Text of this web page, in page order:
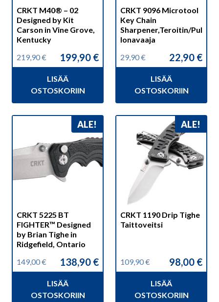
CRKT M40® – 02
Designed by Kit
Carson in Vine Grove,
Kentucky
219,90€
Alkuperäinen
219,90 €.
199,90 €
Nykyinen
199,90 €.
LISÄÄ
OSTOSKORIIN
CRKT 9096 Microtool
Key Chain
Sharpener,Teroitin/Pul
lonavaaja
29,90€
Alkuperäinen
29,90 €.
22,90 €
Nykyinen
22,90 €.
LISÄÄ
OSTOSKORIIN
ALE!
CRKT 5225 BT
FIGHTER™ Designed
by Brian Tighe in
Ridgefield, Ontario
149,00€
Alkuperäinen
149,00 €.
138,90 €
Nykyinen
138,90 €.
LISÄÄ
OSTOSKORIIN
ALE!
CRKT 1190 Drip Tighe
Taittoveitsi
109,90€
Alkuperäinen
109,90 €.
98,00 €
Nykyinen
98,00 €.
LISÄÄ
OSTOSKORIIN